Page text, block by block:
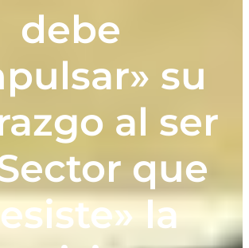
debe
su
al ser
que
la